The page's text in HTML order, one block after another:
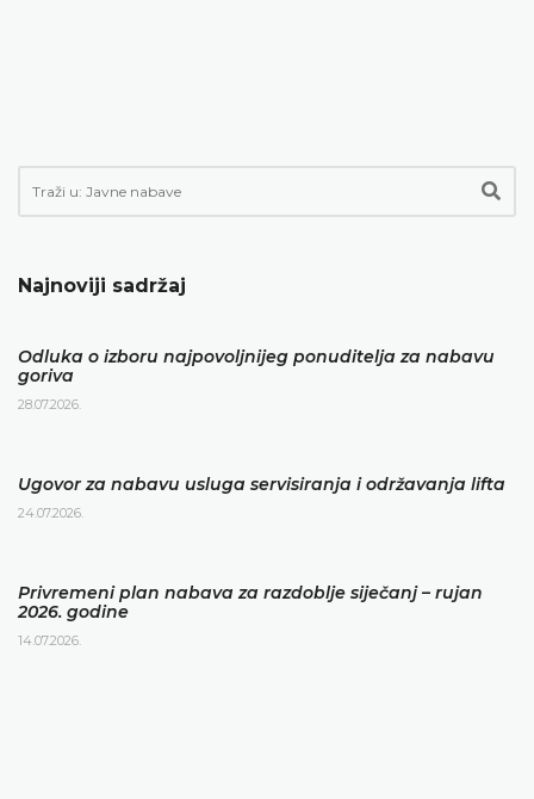
Najnoviji sadržaj
Odluka o izboru najpovoljnijeg ponuditelja za nabavu
goriva
28.07.2026.
Ugovor za nabavu usluga servisiranja i održavanja lifta
24.07.2026.
Privremeni plan nabava za razdoblje siječanj – rujan
2026. godine
14.07.2026.